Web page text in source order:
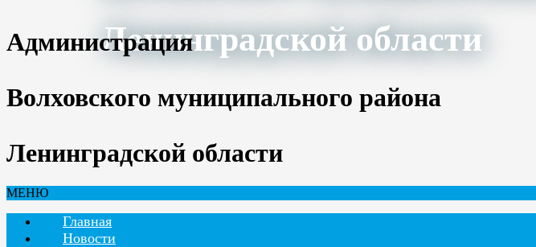
Ленинградской области
Администрация
Волховского муниципального района
Ленинградской области
МЕНЮ
Главная
Новости